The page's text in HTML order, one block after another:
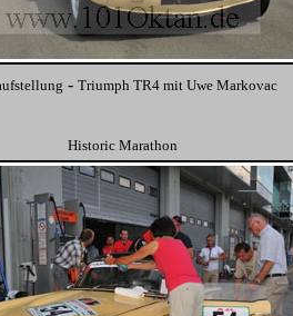
- Triumph TR4 mit Uwe Markovac
Historic Marathon